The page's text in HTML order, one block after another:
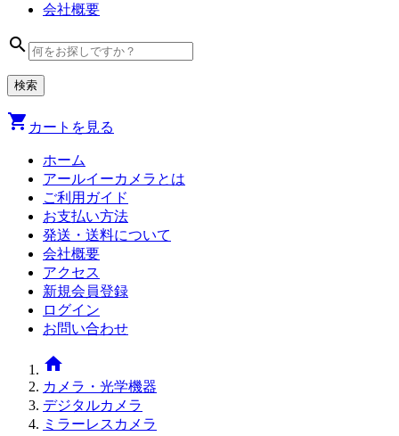
会社概要
search
shopping_cart カートを見る
ホーム
アールイーカメラとは
ご利用ガイド
お支払い方法
発送・送料について
会社概要
アクセス
新規会員登録
ログイン
お問い合わせ
home
カメラ・光学機器
デジタルカメラ
ミラーレスカメラ